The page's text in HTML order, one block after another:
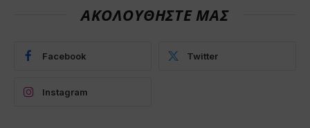
ΑΚΟΛΟΥΘΗΣΤΕ ΜΑΣ
Facebook Twitter
Instagram